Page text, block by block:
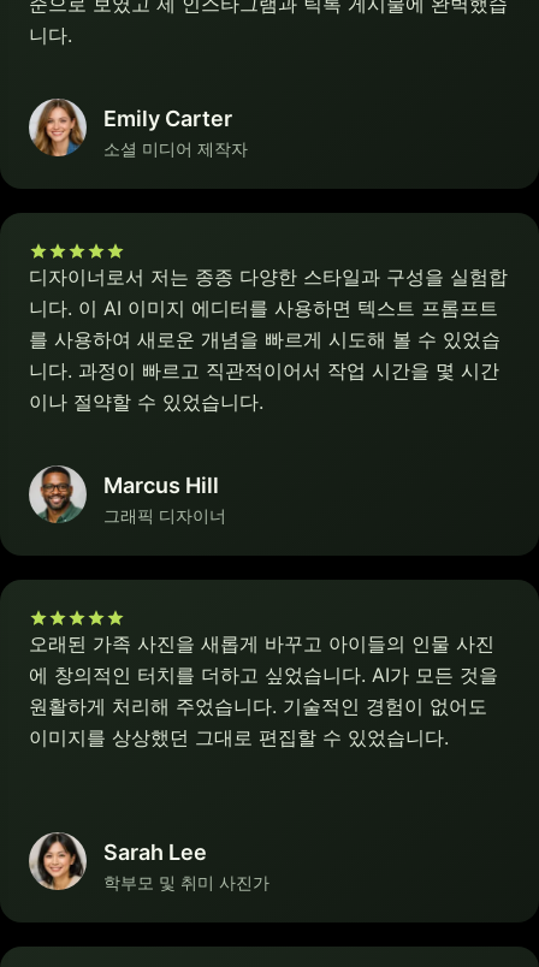
니다.
Emily Carter
소셜 미디어 제작자
디자이너로서 저는 종종 다양한 스타일과 구성을 실험합
니다. 이 AI 이미지 에디터를 사용하면 텍스트 프롬프트
를 사용하여 새로운 개념을 빠르게 시도해 볼 수 있었습
니다. 과정이 빠르고 직관적이어서 작업 시간을 몇 시간
이나 절약할 수 있었습니다.
Marcus Hill
그래픽 디자이너
오래된 가족 사진을 새롭게 바꾸고 아이들의 인물 사진
에 창의적인 터치를 더하고 싶었습니다. AI가 모든 것을
원활하게 처리해 주었습니다. 기술적인 경험이 없어도
이미지를 상상했던 그대로 편집할 수 있었습니다.
Sarah Lee
학부모 및 취미 사진가